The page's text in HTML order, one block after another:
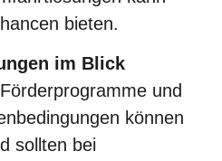
bieten.
im Blick
und
können
sollten bei